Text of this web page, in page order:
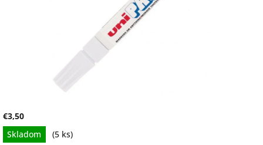
€3,50
Jednotková
cena:
Skladom (5 ks)